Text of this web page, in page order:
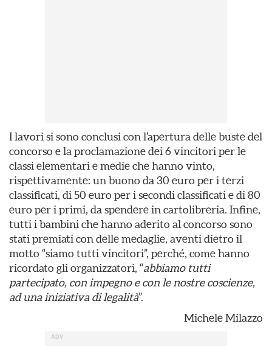
I lavori si sono conclusi con l’apertura delle buste del
concorso e la proclamazione dei 6 vincitori per le
classi elementari e medie che hanno vinto,
rispettivamente: un buono da 30 euro per i terzi
classificati, di 50 euro per i secondi classificati e di 80
euro per i primi, da spendere in cartolibreria. Infine,
tutti i bambini che hanno aderito al concorso sono
stati premiati con delle medaglie, aventi dietro il
motto “siamo tutti vincitori”, perché, come hanno
ricordato gli organizzatori, “abbiamo tutti
partecipato, con impegno e con le nostre coscienze,
ad una iniziativa di legalità”.
Michele Milazzo